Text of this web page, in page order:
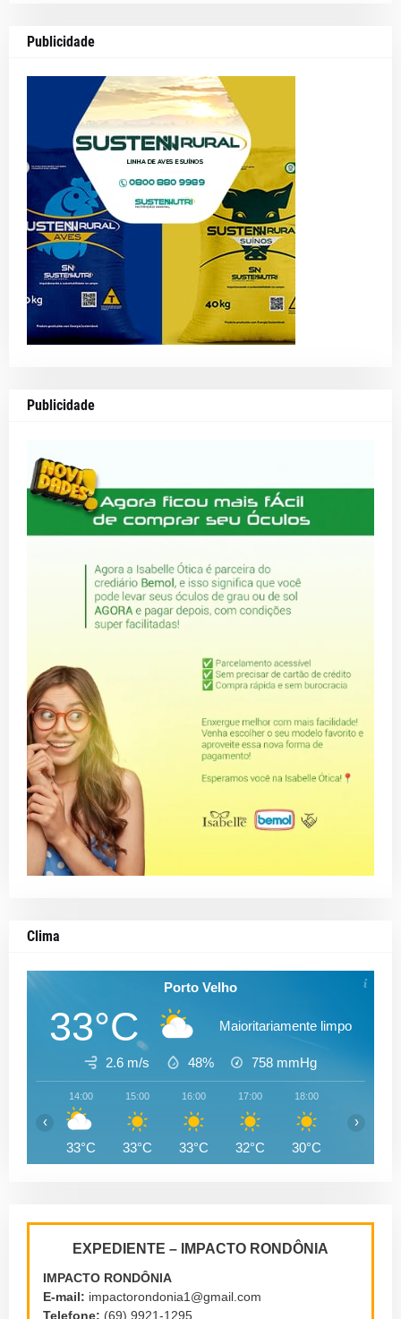
Publicidade
Publicidade
Clima
Porto Velho
33°C Maioritariamente limpo
2.6 m/s 48% 758 mmHg
14:00
33°C
15:00
33°C
16:00
33°C
17:00
32°C
18:00
30°C
‹ ›
EXPEDIENTE – IMPACTO RONDÔNIA
IMPACTO RONDÔNIA
E-mail: impactorondonia1@gmail.com
Telefone: (69) 9921-1295